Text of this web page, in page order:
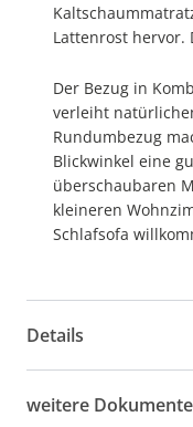
Lattenrost hervor.
Der Bezug in
verleiht
Rundumbezug
Blickwinkel eine
überschaubaren
kleineren
Schlafsofa
Details
weitere Dokumente